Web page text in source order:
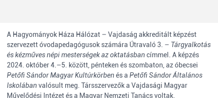
A Hagyományok Háza Hálózat – Vajdaság akkreditált képzést
szervezett óvodapedagógusok számára Útravaló 3. – Tárgyalkotás
és kézműves népi mesterségek az oktatásbancímmel. A képzés
2024. október 4.–5. között, pénteken és szombaton, az óbecsei
Petőfi Sándor Magyar Kultúrkörbenés a Petőfi Sándor Általános
Iskolábanvalósult meg. Társszervezők a Vajdasági Magyar
Művelődési Intézet és a Magyar Nemzeti Tanács voltak.